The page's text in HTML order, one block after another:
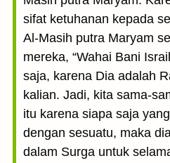
sifat ketuhanan kepada
Al-Masih putra Maryam
mereka, “Wahai Bani
saja, karena Dia adalah
kalian. Jadi, kita sama-
itu karena siapa saja
dengan sesuatu, maka
dalam Surga untuk